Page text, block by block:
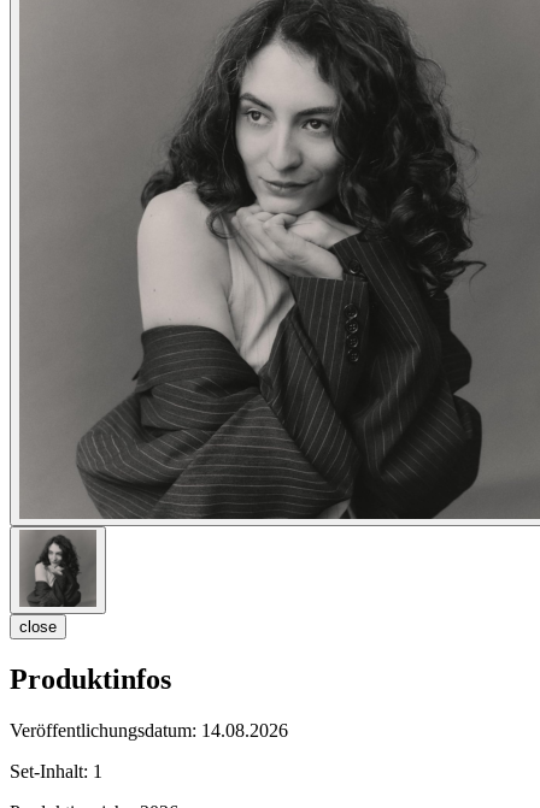
close
Produktinfos
Veröffentlichungsdatum: 14.08.2026
Set-Inhalt: 1